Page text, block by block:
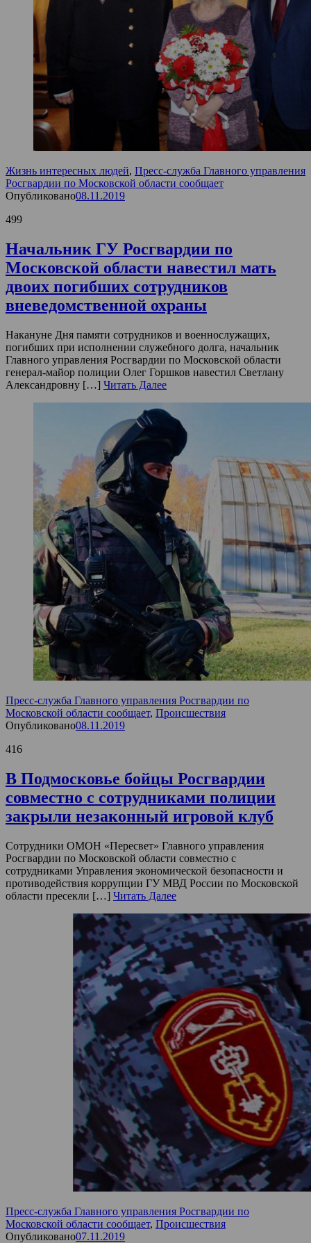
Жизнь интересных людей, Пресс-служба Главного управления
Росгвардии по Московской области сообщает
Опубликовано08.11.2019
499
Начальник ГУ Росгвардии по
Московской области навестил мать
двоих погибших сотрудников
вневедомственной охраны
Накануне Дня памяти сотрудников и военнослужащих,
погибших при исполнении служебного долга, начальник
Главного управления Росгвардии по Московской области
генерал-майор полиции Олег Горшков навестил Светлану
Александровну […] Читать Далее
Пресс-служба Главного управления Росгвардии по
Московской области сообщает, Происшествия
Опубликовано08.11.2019
416
В Подмосковье бойцы Росгвардии
совместно с сотрудниками полиции
закрыли незаконный игровой клуб
Сотрудники ОМОН «Пересвет» Главного управления
Росгвардии по Московской области совместно с
сотрудниками Управления экономической безопасности и
противодействия коррупции ГУ МВД России по Московской
области пресекли […] Читать Далее
Пресс-служба Главного управления Росгвардии по
Московской области сообщает, Происшествия
Опубликовано07.11.2019